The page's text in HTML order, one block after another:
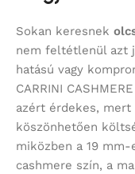
Sokan keresnek
nem feltétlenül azt
hatású vagy
CARRINI
azért érdekes,
köszönhetően
miközben a 19
cashmere szín, a